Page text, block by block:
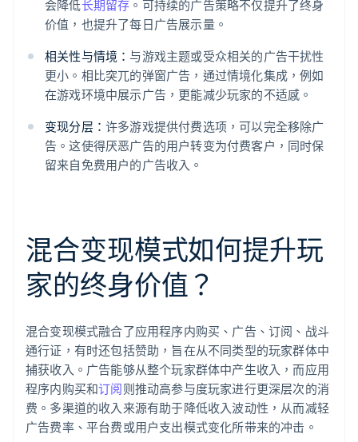
会降低长期留存 。可持续的广告策略不仅提升了终身
价值，也提升了每日广告展示量。
相关性与情境：与游戏主题或受众相关的广告干扰性
更小。相比突兀的弹窗广告，通过情境化集成，例如
在游戏环境中展示广告，更能减少玩家的不适感。
变现分层： 许多游戏提供付费选项，可以完全移除广
告。这使得厌恶广告的用户转变为付费客户，同时保
留来自免费用户的广告收入。
混合变现模式如何提升玩
家的终身价值？
混合变现模式融合了应用程序内购买、广告、订阅、战斗
通行证，有时还包括赞助，旨在从不同类型的玩家群体中
捕获收入。广告能够从整个玩家群体中产生收入，而应用
程序内购买和订阅则推动高参与度玩家进行更深层次的消
费。多渠道的收入来源有助于降低收入波动性，从而减轻
广告费率、平台费或用户支出模式变化所带来的冲击。